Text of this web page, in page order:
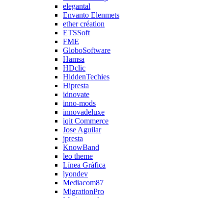
elegantal
Envanto Elenmets
ether création
ETSSoft
FME
GloboSoftware
Hamsa
HDclic
HiddenTechies
Hipresta
idnovate
inno-mods
innovadeluxe
iqit Commerce
Jose Aguilar
jpresta
KnowBand
leo theme
Línea Gráfica
lyondev
Mediacom87
MigrationPro